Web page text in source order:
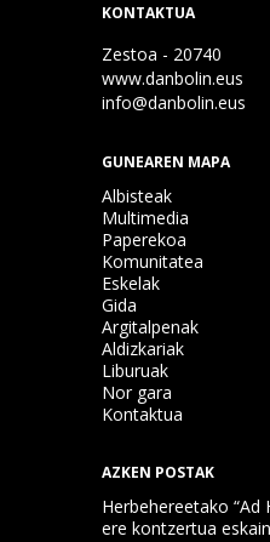
KONTAKTUA
Zestoa - 20740
www.danbolin.eus
info@danbolin.eus
GUNEAREN MAPA
Albisteak
Multimedia
Paperekoa
Komunitatea
Eskelak
Gida
Argitalpenak
Aldizkariak
Liburuak
Nor gara
Kontaktua
AZKEN POSTAK
Herbehereetako “Ad
ere kontzertua